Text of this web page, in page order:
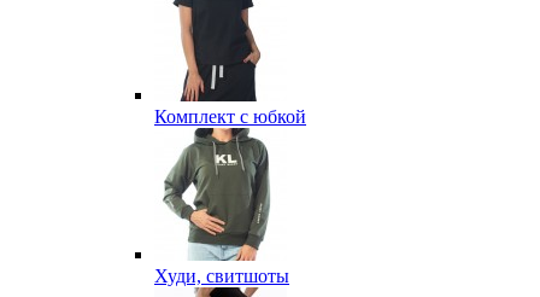
Комплект с юбкой
Худи, свитшоты